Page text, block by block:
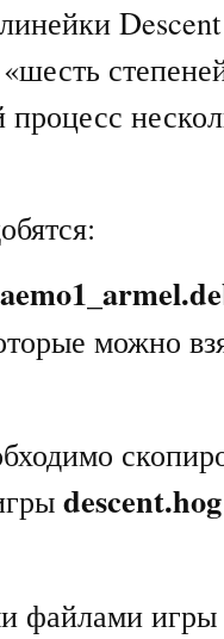
процесс
можно
descent.hog
файлами игры